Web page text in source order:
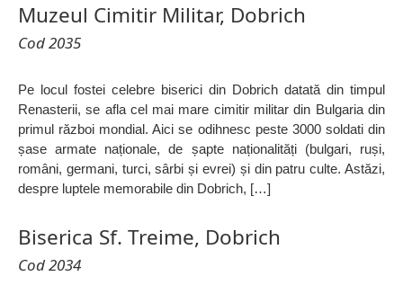
Muzeul Cimitir Militar, Dobrich
Cod 2035
Pe locul fostei celebre biserici din Dobrich datată din timpul
Renasterii, se afla cel mai mare cimitir militar din Bulgaria din
primul război mondial. Aici se odihnesc peste 3000 soldati din
șase armate naționale, de șapte naționalități (bulgari, ruși,
români, germani, turci, sârbi și evrei) și din patru culte. Astăzi,
despre luptele memorabile din Dobrich, […]
Biserica Sf. Treime, Dobrich
Cod 2034